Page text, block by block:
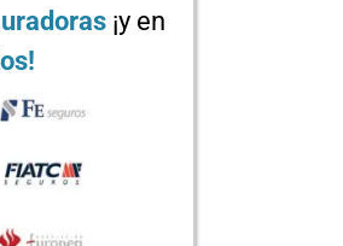
¡y en